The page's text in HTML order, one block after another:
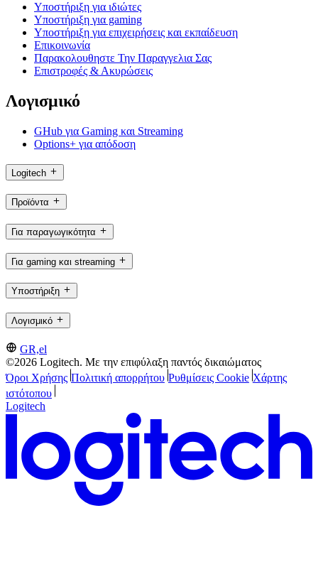
Υποστήριξη για ιδιώτες
Υποστήριξη για gaming
Υποστήριξη για επιχειρήσεις και εκπαίδευση
Επικοινωνία
Παρακολουθηστε Την Παραγγελια Σας
Επιστροφές & Ακυρώσεις
Λογισμικό
GHub για Gaming και Streaming
Options+ για απόδοση
Logitech
Προϊόντα
Για παραγωγικότητα
Για gaming και streaming
Υποστήριξη
Λογισμικό
GR,el
©2026 Logitech. Με την επιφύλαξη παντός δικαιώματος
Όροι Χρήσης Πολιτική απορρήτου Ρυθμίσεις Cookie Χάρτης
ιστότοπου
Logitech